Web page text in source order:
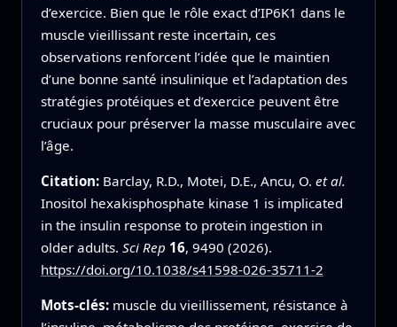
d’exercice. Bien que le rôle exact d’IP6K1 dans le
muscle vieillissant reste incertain, ces
observations renforcent l’idée que le maintien
d’une bonne santé insulinique et l’adaptation des
stratégies protéiques et d’exercice peuvent être
cruciaux pour préserver la masse musculaire avec
l’âge.
Citation: Barclay, R.D., Motei, D.E., Ancu, O. et al.
Inositol hexakisphosphate kinase 1 is implicated
in the insulin response to protein ingestion in
older adults. Sci Rep 16, 9490 (2026).
https://doi.org/10.1038/s41598-026-35711-2
Mots-clés: muscle du vieillissement, résistance à